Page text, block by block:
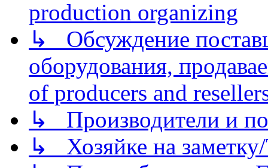
production organizing
↳ Обсуждение
оборудования,
of producers and
↳ Производители и
↳ Хозяйке на